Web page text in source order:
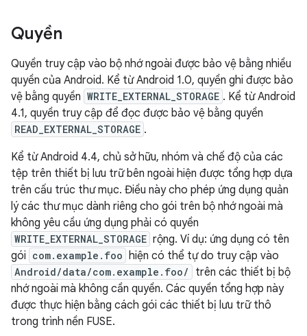
Quyền
Quyền truy cập vào bộ nhớ ngoài được bảo vệ bằng nhiều
quyền của Android. Kể từ Android 1.0, quyền ghi được bảo
vệ bằng quyền WRITE_EXTERNAL_STORAGE . Kể từ Android
4.1, quyền truy cập để đọc được bảo vệ bằng quyền
READ_EXTERNAL_STORAGE .
Kể từ Android 4.4, chủ sở hữu, nhóm và chế độ của các
tệp trên thiết bị lưu trữ bên ngoài hiện được tổng hợp dựa
trên cấu trúc thư mục. Điều này cho phép ứng dụng quản
lý các thư mục dành riêng cho gói trên bộ nhớ ngoài mà
không yêu cầu ứng dụng phải có quyền
WRITE_EXTERNAL_STORAGE rộng. Ví dụ: ứng dụng có tên
gói com.example.foo hiện có thể tự do truy cập vào
Android/data/com.example.foo/
trên các thiết bị bộ
nhớ ngoài mà không cần quyền. Các quyền tổng hợp này
được thực hiện bằng cách gói các thiết bị lưu trữ thô
trong trình nền FUSE.